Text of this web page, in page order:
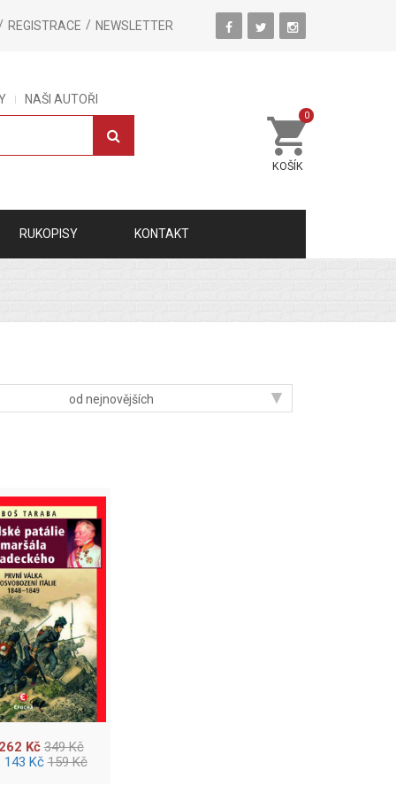
REGISTRACE NEWSLETTER
NAŠI AUTOŘI
KOŠÍK
0
RUKOPISY KONTAKT
od nejnovějších ▾
Kč 349 Kč
143 Kč 159 Kč